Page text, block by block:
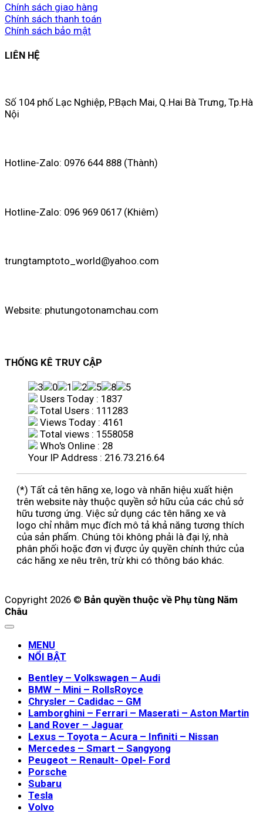
Chính sách giao hàng
Chính sách thanh toán
Chính sách bảo mật
LIÊN HỆ
Số 104 phố Lạc Nghiệp, P.Bạch Mai, Q.Hai Bà Trưng, Tp.Hà
Nội
Hotline-Zalo: 0976 644 888 (Thành)
Hotline-Zalo: 096 969 0617 (Khiêm)
trungtamptoto_world@yahoo.com
Website: phutungotonamchau.com
THỐNG KÊ TRUY CẬP
Users Today : 1837
Total Users : 111283
Views Today : 4161
Total views : 1558058
Who's Online : 28
Your IP Address : 216.73.216.64
(*) Tất cả tên hãng xe, logo và nhãn hiệu xuất hiện
trên website này thuộc quyền sở hữu của các chủ sở
hữu tương ứng. Việc sử dụng các tên hãng xe và
logo chỉ nhằm mục đích mô tả khả năng tương thích
của sản phẩm. Chúng tôi không phải là đại lý, nhà
phân phối hoặc đơn vị được ủy quyền chính thức của
các hãng xe nêu trên, trừ khi có thông báo khác.
Copyright 2026 © Bản quyền thuộc về Phụ tùng Năm
Châu
MENU
NỔI BẬT
Bentley – Volkswagen – Audi
BMW – Mini – RollsRoyce
Chrysler – Cadidac – GM
Lamborghini – Ferrari – Maserati – Aston Martin
Land Rover – Jaguar
Lexus – Toyota – Acura – Infiniti – Nissan
Mercedes – Smart – Sangyong
Peugeot – Renault- Opel- Ford
Porsche
Subaru
Tesla
Volvo